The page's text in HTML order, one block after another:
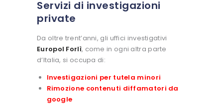
Servizi di investigazioni
private
Da oltre trent’anni, gli uffici investigativi
Europol Forlì, come in ogni altra parte
d’Italia, si occupa di:
Investigazioni per tutela minori
Rimozione contenuti diffamatori da
google